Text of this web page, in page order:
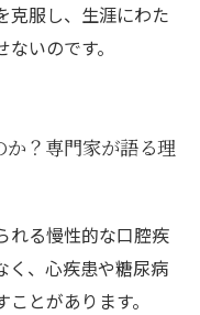
克服し、生涯にわた
いのです。
か？専門家が語る理
れる慢性的な口腔疾
く、心疾患や糖尿病
とがあります。